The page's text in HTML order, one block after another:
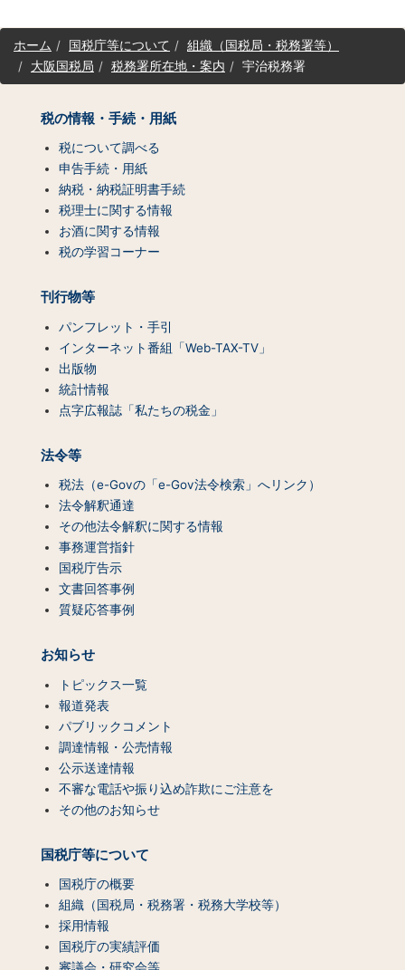
サ
イホーム 国税庁等について
組織（国税局・税務署等）
大阪国税局
税務署所在地・案内 宇治税務署
税の情報・手続・用紙
税について調べる
申告手続・用紙
納税・納税証明書手続
税理士に関する情報
お酒に関する情報
税の学習コーナー
刊行物等
パンフレット・手引
インターネット番組「Web-TAX-TV」
出版物
統計情報
点字広報誌「私たちの税金」
法令等
税法（e-Govの「e-Gov法令検索」へリンク）
法令解釈通達
その他法令解釈に関する情報
事務運営指針
国税庁告示
文書回答事例
質疑応答事例
お知らせ
トピックス一覧
報道発表
パブリックコメント
調達情報・公売情報
公示送達情報
不審な電話や振り込め詐欺にご注意を
その他のお知らせ
国税庁等について
国税庁の概要
組織（国税局・税務署・税務大学校等）
採用情報
国税庁の実績評価